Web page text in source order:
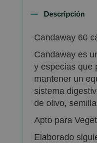
Descripción
Candaway 60
Candaway es
y especias que
mantener un
sistema
de olivo,
Apto para
Elaborado